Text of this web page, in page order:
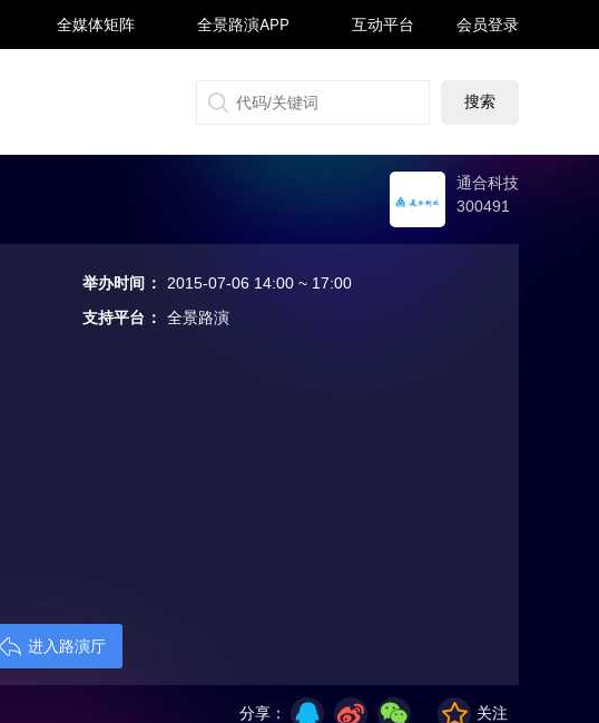
全媒体矩阵
财富号 搜狐号 同顺号 雪球号 生活号
全景路演APP 互动平台 会员登录
通合科技
300491
举办时间 ：
2015-07-06 14:00 ~ 17:00
支持平台 ： 全景路演
进入路演厅
分享： 关注